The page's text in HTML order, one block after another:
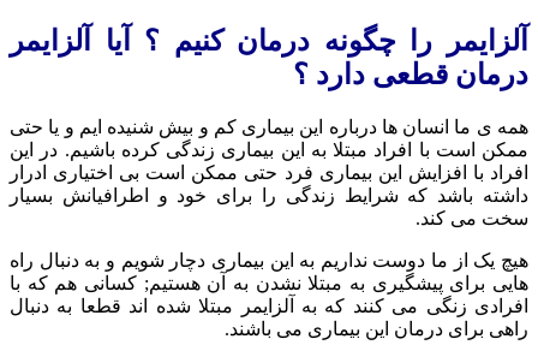
آلزایمر را چگونه درمان کنیم ؟ آیا آلزایمر
درمان قطعی دارد ؟
همه ی ما انسان ها درباره این بیماری کم و بیش شنیده ایم و یا حتی
ممکن است با افراد مبتلا به این بیماری زندگی کرده باشیم. در این
افراد با افزایش این بیماری فرد حتی ممکن است بی اختیاری ادرار
داشته باشد که شرایط زندگی را برای خود و اطرافیانش بسیار
سخت می کند.
هیچ یک از ما دوست نداریم به این بیماری دچار شویم و به دنبال راه
هایی برای پیشگیری به مبتلا نشدن به آن هستیم; کسانی هم که با
افرادی زنگی می کنند که به آلزایمر مبتلا شده اند قطعا به دنبال
راهی برای درمان این بیماری می باشند.